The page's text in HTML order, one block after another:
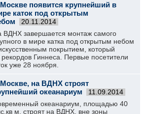
появится крупнейший в
каток под открытым
20.11.2014
ВДНХ завершается монтаж самого
в мире катка под открытым небом
покрытием, который
рекордов Гиннеса. Первые посетители
уже 28 ноября.
на ВДНХ строят
океанариум
11.09.2014
океанариум, площадью 40
м, строят на ВДНХ, вне зоны